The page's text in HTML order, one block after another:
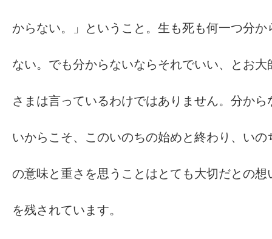
からない。」ということ。生も死も何一つ分か
ない。でも分からないならそれでいい、とお大
さまは言っているわけではありません。分から
いからこそ、このいのちの始めと終わり、いの
の意味と重さを思うことはとても大切だとの想
を残されています。